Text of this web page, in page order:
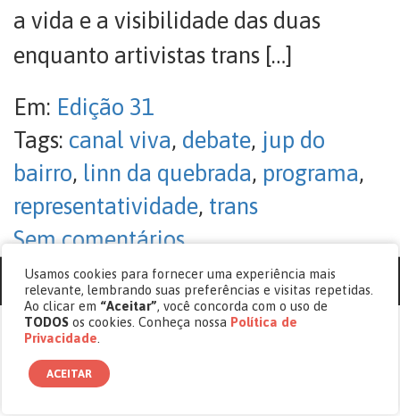
a vida e a visibilidade das duas
enquanto artivistas trans […]
Em: Edição 31
Tags: canal viva, debate, jup do
bairro, linn da quebrada, programa,
representatividade, trans
Sem comentários
© copyright 2017 - 2026 Revista Cásper.
Usamos cookies para fornecer uma experiência mais
relevante, lembrando suas preferências e visitas repetidas.
Ao clicar em “Aceitar”, você concorda com o uso de
TODOS os cookies. Conheça nossa Política de
Privacidade
ACEITAR